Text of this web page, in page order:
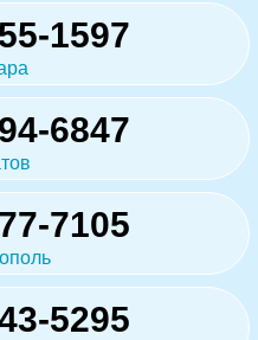
1597
6847
7105
5295